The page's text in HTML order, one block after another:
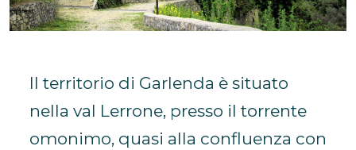
Il territorio di Garlenda è situato
nella val Lerrone, presso il torrente
omonimo, quasi alla confluenza con